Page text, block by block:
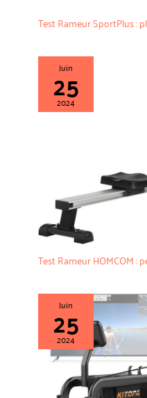
Test Rameur SportPlus :
Juin
25
2024
Test Rameur HOMCOM :
Juin
25
2024